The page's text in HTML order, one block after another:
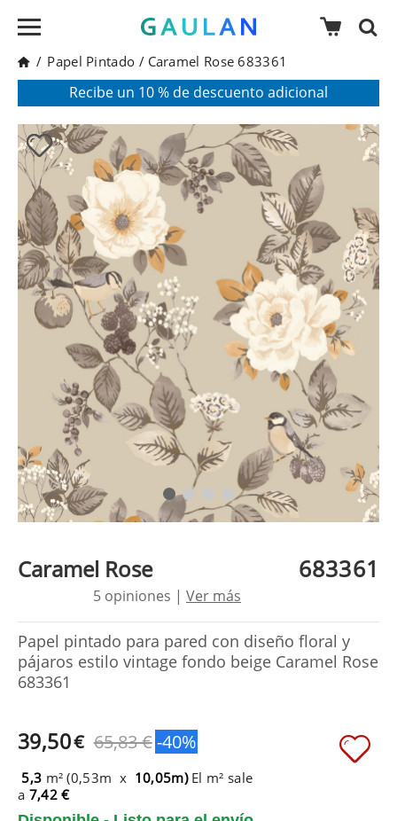
/ Papel Pintado / Caramel Rose 683361
Pon en tu cesta el código:AGOSTO2026
Recibe un 10 % de descuento adicional
* Válido para pedidos superiores a 120€
Caramel Rose 683361
5 opiniones | Ver más
Papel pintado para pared con diseño floral y
pájaros estilo vintage fondo beige Caramel Rose
683361
39,50€ 65,83 €-40%
5,3 m² (0,53m x 10,05m) El m² sale
a 7,42 €